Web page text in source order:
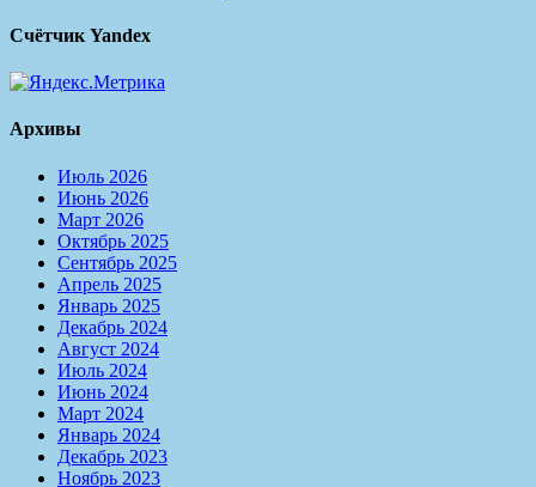
Счётчик Yandex
Архивы
Июль 2026
Июнь 2026
Март 2026
Октябрь 2025
Сентябрь 2025
Апрель 2025
Январь 2025
Декабрь 2024
Август 2024
Июль 2024
Июнь 2024
Март 2024
Январь 2024
Декабрь 2023
Ноябрь 2023